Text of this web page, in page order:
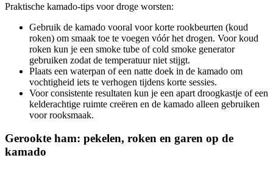
Praktische kamado-tips voor droge worsten:
Gebruik de kamado vooral voor korte rookbeurten (koud
roken) om smaak toe te voegen vóór het drogen. Voor koud
roken kun je een smoke tube of cold smoke generator
gebruiken zodat de temperatuur niet stijgt.
Plaats een waterpan of een natte doek in de kamado om
vochtigheid iets te verhogen tijdens korte sessies.
Voor consistente resultaten kun je een apart droogkastje of een
kelderachtige ruimte creëren en de kamado alleen gebruiken
voor rooksmaak.
Gerookte ham: pekelen, roken en garen op de
kamado